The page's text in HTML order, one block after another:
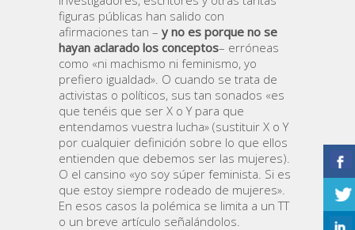
figuras públicas han salido con
afirmaciones tan – y no es porque no se
hayan aclarado los conceptos– erróneas
como «ni machismo ni feminismo, yo
prefiero igualdad». O cuando se trata de
activistas o políticos, sus tan sonados «es
que tenéis que ser X o Y para que
entendamos vuestra lucha» (sustituir X o Y
por cualquier definición sobre lo que ellos
entienden que debemos ser las mujeres).
O el cansino «yo soy súper feminista. Si es
que estoy siempre rodeado de mujeres».
En esos casos la polémica se limita a un TT
o un breve artículo señalándolos.